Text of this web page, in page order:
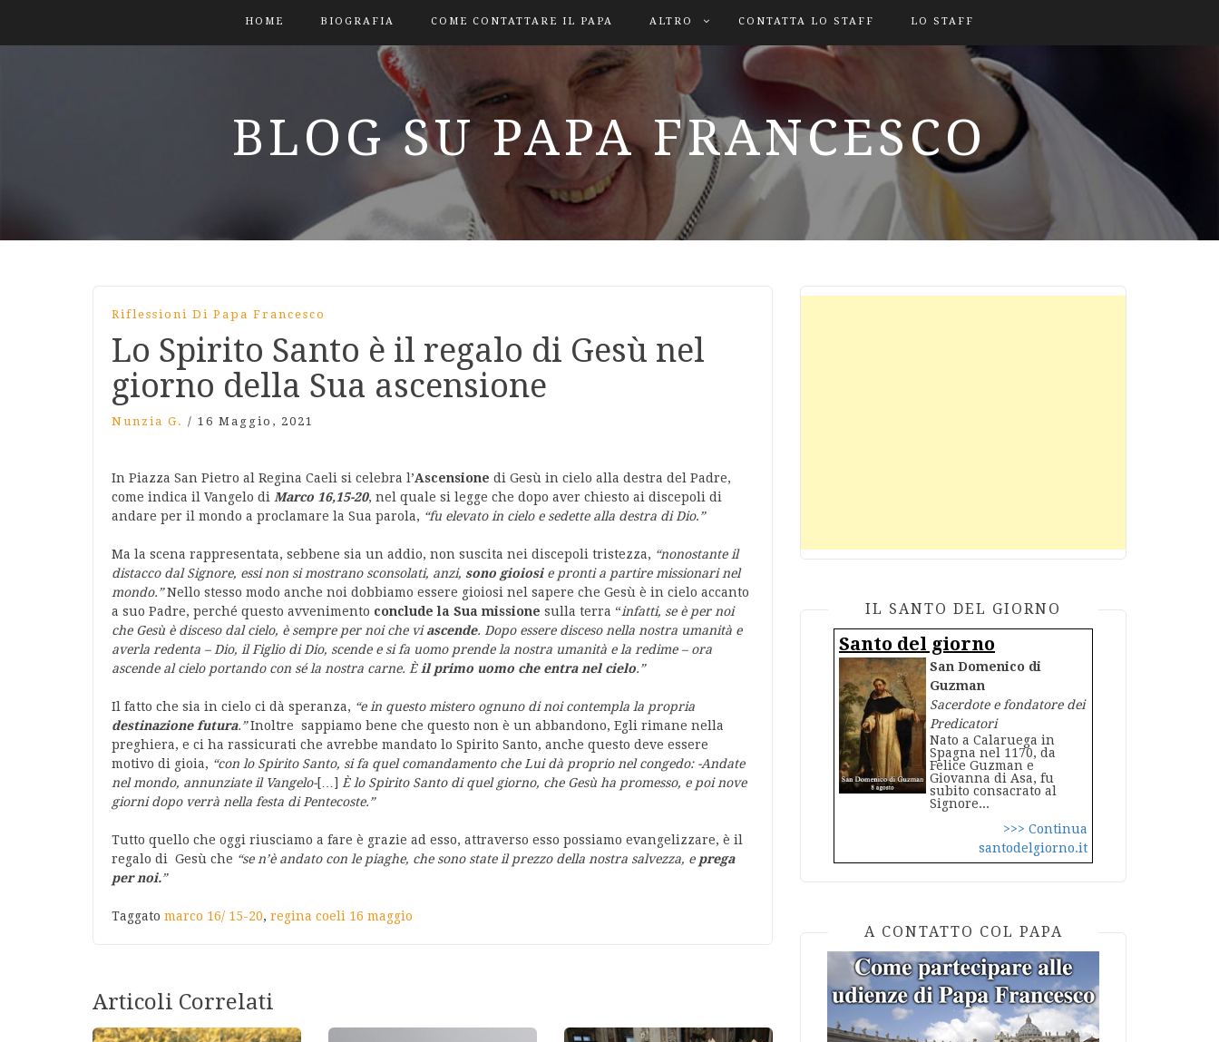
HOME BIOGRAFIA COME CONTATTARE IL PAPA ALTRO CONTATTA LO STAFF LO STAFF
BLOG SU PAPA FRANCESCO
Riflessioni Di Papa Francesco
Lo Spirito Santo è il regalo di Gesù nel
giorno della Sua ascensione
Nunzia G. / 16 Maggio, 2021
In Piazza San Pietro al Regina Caeli si celebra l’Ascensione di Gesù in cielo alla destra del Padre,
come indica il Vangelo di Marco 16,15-20, nel quale si legge che dopo aver chiesto ai discepoli di
andare per il mondo a proclamare la Sua parola, “fu elevato in cielo e sedette alla destra di Dio.”
Ma la scena rappresentata, sebbene sia un addio, non suscita nei discepoli tristezza, “nonostante il
distacco dal Signore, essi non si mostrano sconsolati, anzi, sono gioiosi e pronti a partire missionari nel
mondo.”Nello stesso modo anche noi dobbiamo essere gioiosi nel sapere che Gesù è in cielo accanto
a suo Padre, perché questo avvenimento conclude la Sua missione sulla terra “infatti, se è per noi
che Gesù è disceso dal cielo, è sempre per noi che viascende. Dopo essere disceso nella nostra umanità e
averla redenta – Dio, il Figlio di Dio, scende e si fa uomo prende la nostra umanità e la redime – ora
ascende al cielo portando con sé la nostra carne. Èil primo uomo che entra nel cielo.”
Il fatto che sia in cielo ci dà speranza, “e in questo mistero ognuno di noi contempla la propria
destinazione futura.”Inoltre sappiamo bene che questo non è un abbandono, Egli rimane nella
preghiera, e ci ha rassicurati che avrebbe mandato lo Spirito Santo, anche questo deve essere
motivo di gioia, “con lo Spirito Santo, si fa quel comandamento che Lui dà proprio nel congedo: -Andate
nel mondo, annunziate il Vangelo-[…] È lo Spirito Santo di quel giorno, che Gesù ha promesso, e poi nove
giorni dopo verrà nella festa di Pentecoste.”
Tutto quello che oggi riusciamo a fare è grazie ad esso, attraverso esso possiamo evangelizzare, è il
regalo di Gesù che “se n’è andato con le piaghe, che sono state il prezzo della nostra salvezza, e prega
per noi.”
Taggato marco 16/ 15-20, regina coeli 16 maggio
Articoli Correlati
IL SANTO DEL GIORNO
Santo del giorno
San Domenico di
Guzman
Sacerdote e fondatore dei
Predicatori
Nato a Calaruega in
Spagna nel 1170, da
Felice Guzman e
Giovanna di Asa, fu
subito consacrato al
Signore...
>>> Continua
santodelgiorno.it
A CONTATTO COL PAPA